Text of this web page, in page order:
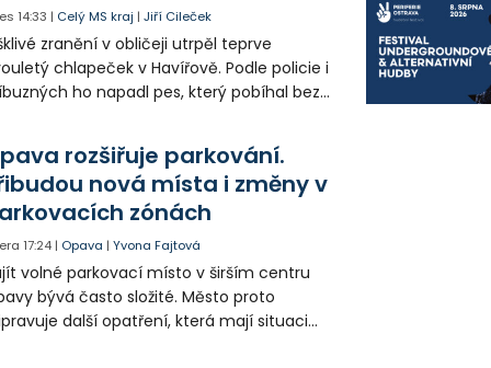
14:33 | Celý MS kraj |Jiří Cileček
zranění v obličeji utrpěl teprve
chlapeček v Havířově. Podle policie i
ho napadl pes, který pobíhal bez
psa hledá.
rozšiřuje parkování.
nová místa i změny v
zónách
17:24 | Opava |Yvona Fajtová
volné parkovací místo v širším centru
bývá často složité. Město proto
další opatření, která mají situaci